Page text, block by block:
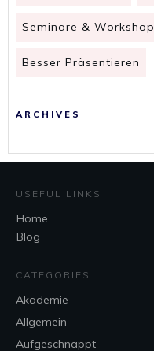
Seminare &
Besser Präsentieren
ARCHIVES
USEFUL LINKS
Home
Blog
CATEGORIES
Akademie
Allgemein
Aufgeschnappt